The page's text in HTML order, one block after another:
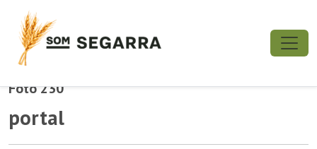
Foto 230
portal